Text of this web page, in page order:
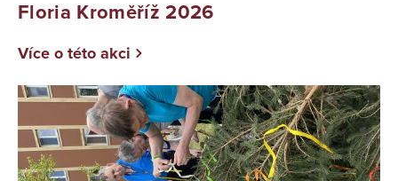
Floria Kroměříž 2026
Více o této akci